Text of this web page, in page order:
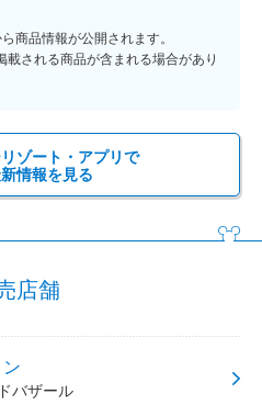
商品情報が公開されます。
載される商品が含まれる場合があり
ゾート・アプリで
情報を見る
店舗
バザール